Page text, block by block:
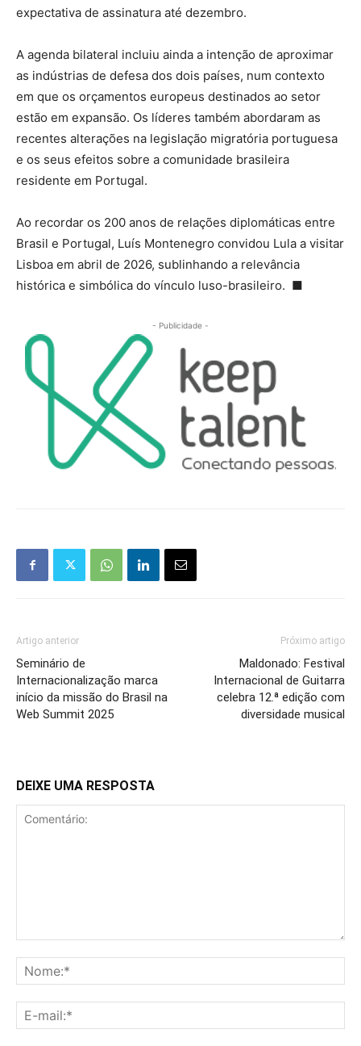
expectativa de assinatura até dezembro.
A agenda bilateral incluiu ainda a intenção de aproximar
as indústrias de defesa dos dois países, num contexto
em que os orçamentos europeus destinados ao setor
estão em expansão. Os líderes também abordaram as
recentes alterações na legislação migratória portuguesa
e os seus efeitos sobre a comunidade brasileira
residente em Portugal.
Ao recordar os 200 anos de relações diplomáticas entre
Brasil e Portugal, Luís Montenegro convidou Lula a visitar
Lisboa em abril de 2026, sublinhando a relevância
histórica e simbólica do vínculo luso-brasileiro. ■
- Publicidade -
Artigo anterior
Seminário de
Internacionalização marca
início da missão do Brasil na
Web Summit 2025
Próximo artigo
Maldonado: Festival
Internacional de Guitarra
celebra 12.ª edição com
diversidade musical
DEIXE UMA RESPOSTA